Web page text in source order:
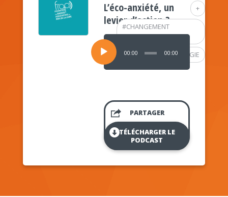
+
#CHANGEMENT
CLIMATIQUE
#PSYCHOLOGIE
L’éco-anxiété, un
levier d’action ?
Lecteur
audio
00:00 00:00
PARTAGER
TÉLÉCHARGER LE
PODCAST